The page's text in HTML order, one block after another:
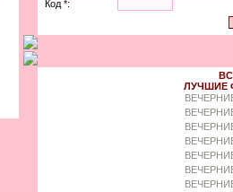
Код *:
ЛУЧШИЕ